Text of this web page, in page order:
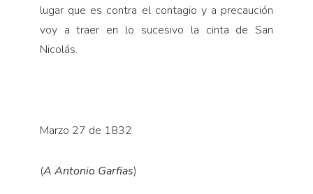
lugar que es contra el contagio y a precaución
voy a traer en lo sucesivo la cinta de San
Nicolás.
Marzo 27 de 1832
(A Antonio Garfias)